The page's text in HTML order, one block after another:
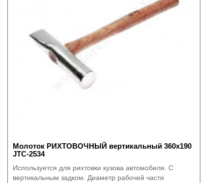
Молоток РИХТОВОЧНЫЙ вертикальный 360х190
JTC-2534
Используется для рихтовки кузова автомобиля. С
вертикальным задком. Диаметр рабочей части